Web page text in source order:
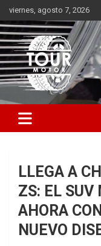
Saltar
al
contenido
viernes, agosto 7, 2026
Tour Motor
Plataforma de
LLEGA A
ZS: EL SUV
AHORA
NUEVO